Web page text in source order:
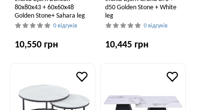
80х80х43 + 60х60х48
Golden Stone+ Sahara leg
0 відгуків
10,550 грн
d50 Golden Stone + White
leg
0 відгуків
10,445 грн